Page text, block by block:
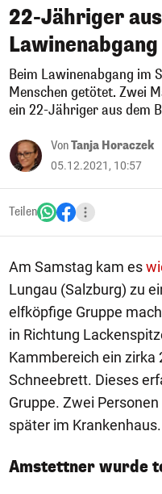
22-Jähriger
Beim Lawinenabgang im
Menschen getötet. Zwei
ein 22-Jähriger aus dem
VonTanja Horaczek
05.12.2021, 10:57
Teilen
Am Samstag kam es
Lungau (Salzburg) zu
elfköpfige Gruppe
in Richtung
Kammbereich ein zirka
Schneebrett. Dieses
Gruppe. Zwei
später im Krankenhaus.
Amstettner wurde